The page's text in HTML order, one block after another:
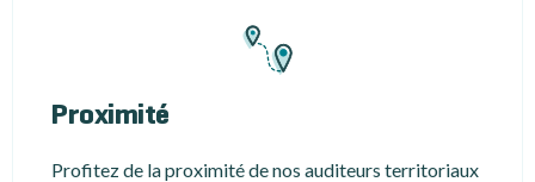
Proximité
Profitez de la proximité de nos auditeurs territoriaux